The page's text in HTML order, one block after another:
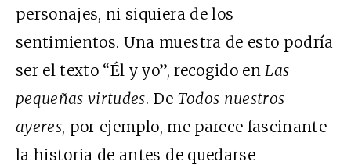
personajes, ni siquiera de los
sentimientos. Una muestra de esto podría
ser el texto “Él y yo”, recogido en Las
pequeñas virtudes. De Todos nuestros
ayeres, por ejemplo, me parece fascinante
la historia de antes de quedarse